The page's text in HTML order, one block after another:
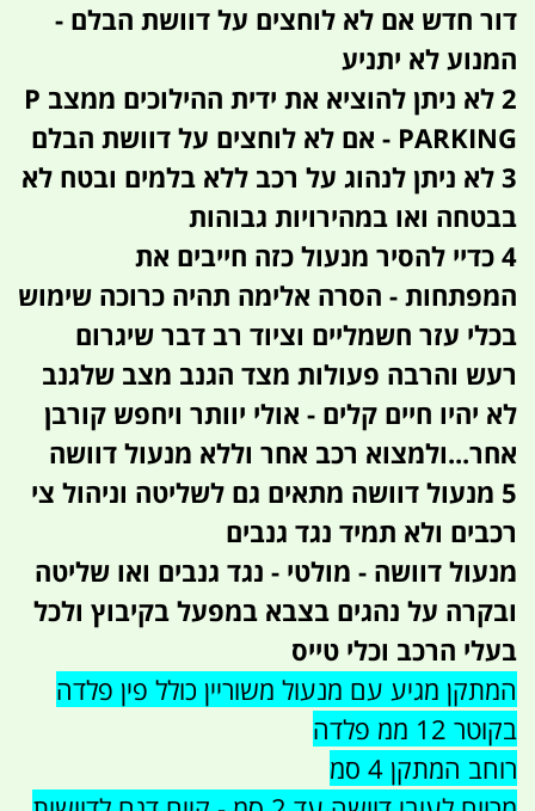
דור חדש אם לא לוחצים על דוושת הבלם -
המנוע לא יתניע
2 לא ניתן להוציא את ידית ההילוכים ממצב P
- PARKING אם לא לוחצים על דוושת הבלם
3 לא ניתן לנהוג על רכב ללא בלמים ובטח לא
בבטחה ואו במהירויות גבוהות
4 כדיי להסיר מנעול כזה חייבים את
המפתחות - הסרה אלימה תהיה כרוכה שימוש
בכלי עזר חשמליים וציוד רב דבר שיגרום
רעש והרבה פעולות מצד הגנב מצב שלגנב
לא יהיו חיים קלים - אולי יוותר ויחפש קורבן
אחר...ולמצוא רכב אחר וללא מנעול דוושה
5 מנעול דוושה מתאים גם לשליטה וניהול צי
רכבים ולא תמיד נגד גנבים
מנעול דוושה - מולטי - נגד גנבים ואו שליטה
ובקרה על נהגים בצבא במפעל בקיבוץ ולכל
בעלי הרכב וכלי טייס
המתקן מגיע עם מנעול משוריין כולל פין פלדה
בקוטר 12 ממ פלדה
רוחב המתקן 4 סמ